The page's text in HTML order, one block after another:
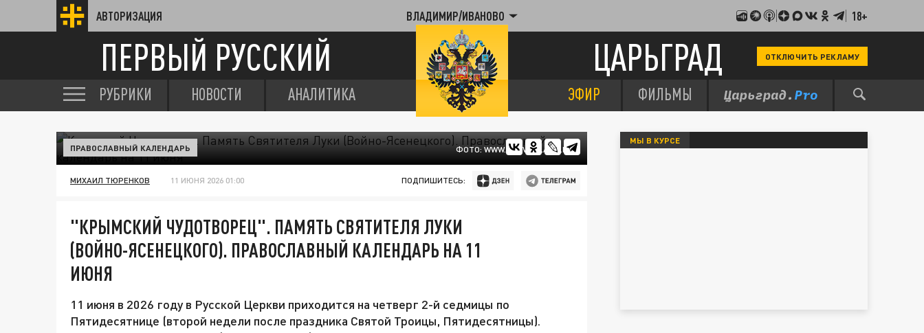
АВТОРИЗАЦИЯ ВЛАДИМИР/ИВАНОВО 18+
ПЕРВЫЙ РУССКИЙ ЦАРЬГРАД ОТКЛЮЧИТЬ РЕКЛАМУ
РУБРИКИ НОВОСТИ АНАЛИТИКА ЭФИР ФИЛЬМЫ
ФОТО: WWW.PRAVOSLAVIE.RU
ПРАВОСЛАВНЫЙ КАЛЕНДАРЬ
МИХАИЛ ТЮРЕНКОВ 11 ИЮНЯ 2026 01:00 ПОДПИШИТЕСЬ:
"КРЫМСКИЙ ЧУДОТВОРЕЦ". ПАМЯТЬ СВЯТИТЕЛЯ ЛУКИ
(ВОЙНО-ЯСЕНЕЦКОГО). ПРАВОСЛАВНЫЙ КАЛЕНДАРЬ НА 11
ИЮНЯ
11 июня в 2026 году в Русской Церкви приходится на четверг 2-й седмицы по
Пятидесятнице (второй недели после праздника Святой Троицы, Пятидесятницы).
МЫ В КУРСЕ